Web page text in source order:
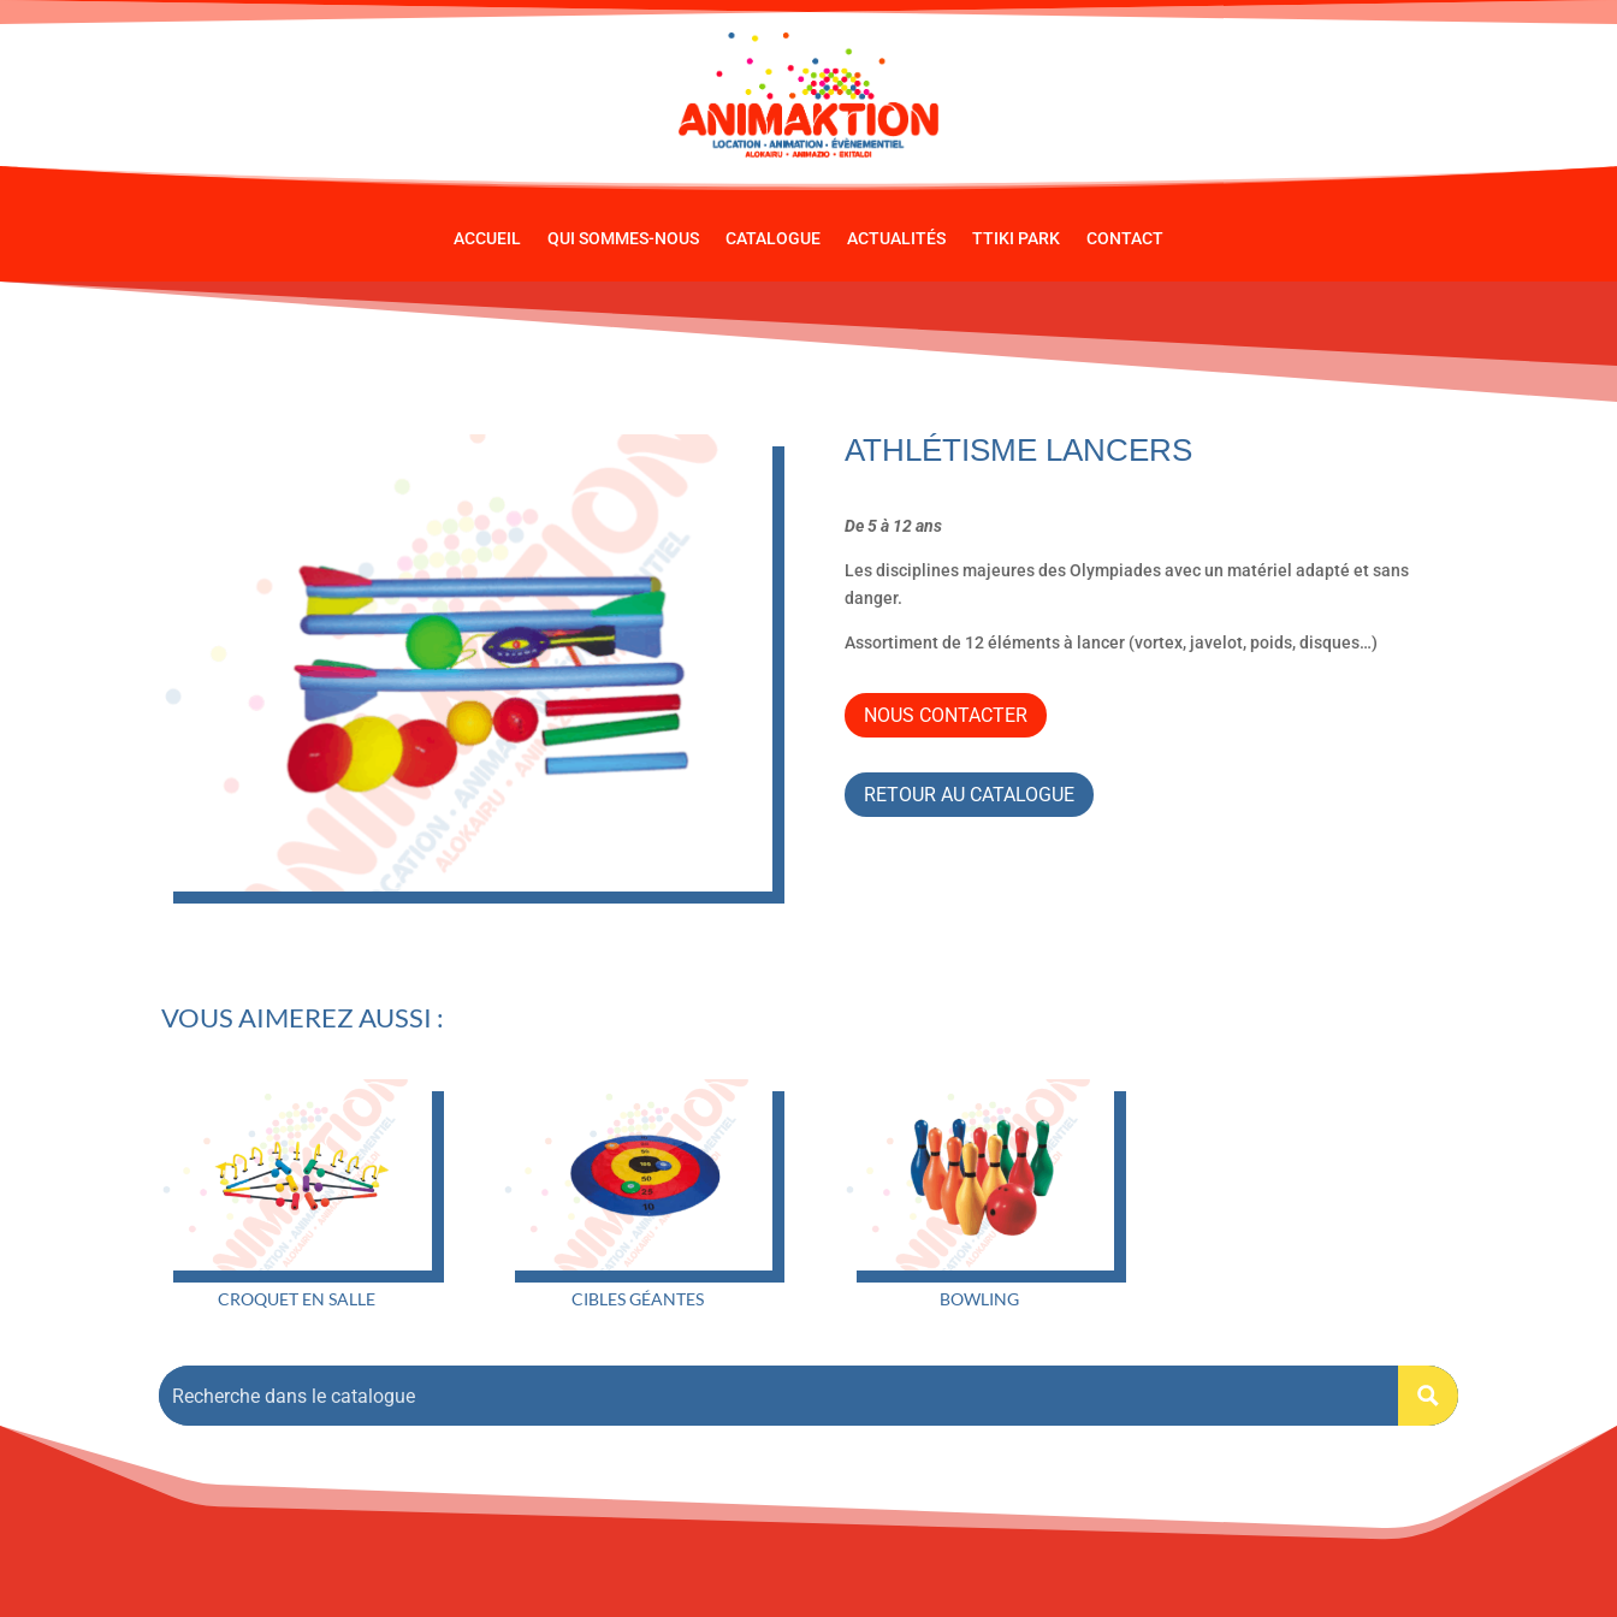
ACCUEIL QUI SOMMES-NOUS CATALOGUE ACTUALITÉS TTIKI PARK CONTACT
ATHLÉTISME LANCERS
De 5 à 12 ans
Les disciplines majeures des Olympiades avec un matériel adapté et sans
danger.
Assortiment de 12 éléments à lancer (vortex, javelot, poids, disques…)
NOUS CONTACTER
RETOUR AU CATALOGUE
VOUS AIMEREZ AUSSI :
CROQUET EN SALLE CIBLES GÉANTES BOWLING